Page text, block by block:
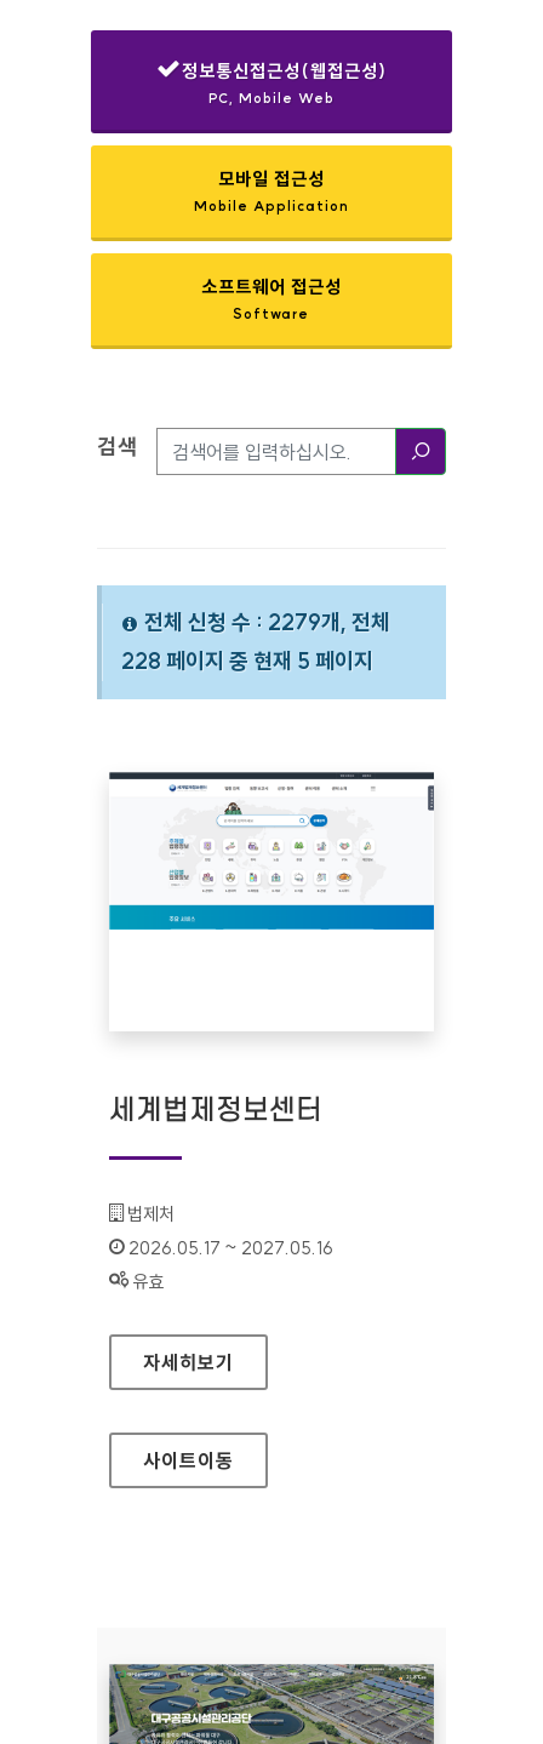
정보통신접근성(웹접근성)
PC, Mobile Web
모바일 접근성
Mobile Application
소프트웨어 접근성
Software
검색옵션
검색
전체 신청 수 : 2279개, 전체
228 페이지 중 현재 5 페이지
세계법제정보센터
기관명 :
법제처
인증기간 :
2026.05.17 ~ 2027.05.16
상태 :
유효
세계법제정보센터
자세히보기
사이트이동